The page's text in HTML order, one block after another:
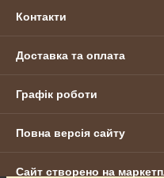
Контакти
Доставка та оплата
Графік роботи
Повна версія сайту
Сайт створено на